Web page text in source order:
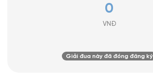
0
VNĐ
Giải đua này đã đóng đăng ký